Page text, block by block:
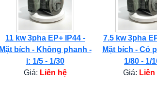
11 kw 3pha EP+ IP44 -
Mặt bích - Không phanh -
i: 1/5 - 1/30
Giá: Liên hệ
7.5 kw 3pha
Mặt bích - Có
1/80 - 1/
Giá: Liên